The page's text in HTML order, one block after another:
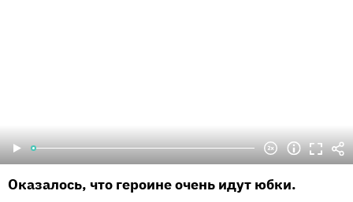
Оказалось, что героине очень идут юбки.